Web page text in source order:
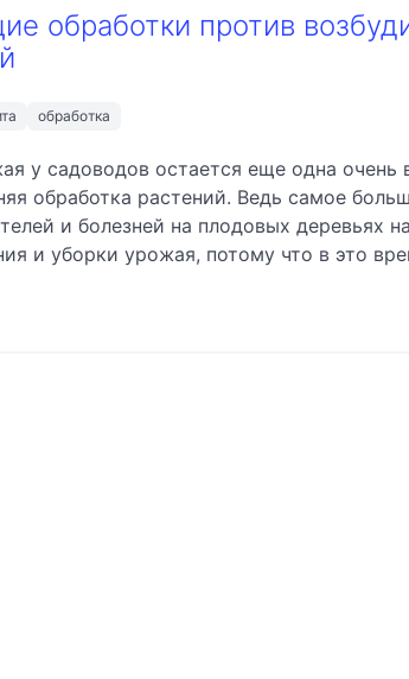
обработки против
обработка
у садоводов остается еще одна очень
обработка растений. Ведь самое
и болезней на плодовых деревьях
и уборки урожая, потому что в это